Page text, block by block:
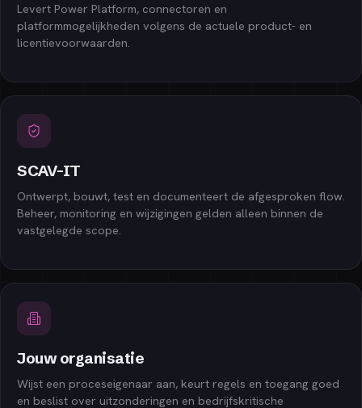
Levert Power Platform, connectoren en
platformmogelijkheden volgens de actuele product- en
licentievoorwaarden.
SCAV-IT
Ontwerpt, bouwt, test en documenteert de afgesproken flow.
Beheer, monitoring en wijzigingen gelden alleen binnen de
vastgelegde scope.
Jouw organisatie
Wijst een proceseigenaar aan, keurt regels en toegang goed
en beslist over uitzonderingen en bedrijfskritische